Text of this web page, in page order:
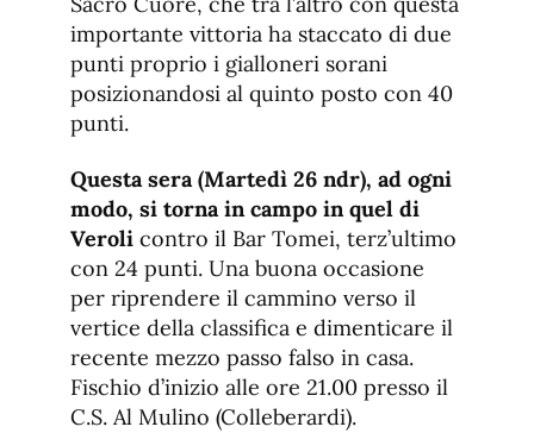
importante vittoria ha staccato di due
punti proprio i gialloneri sorani
posizionandosi al quinto posto con 40
punti.
Questa sera (Martedì 26 ndr), ad ogni
modo, si torna in campo in quel di
Veroli contro il Bar Tomei, terz’ultimo
con 24 punti. Una buona occasione
per riprendere il cammino verso il
vertice della classifica e dimenticare il
recente mezzo passo falso in casa.
Fischio d’inizio alle ore 21.00 presso il
C.S. Al Mulino (Colleberardi).